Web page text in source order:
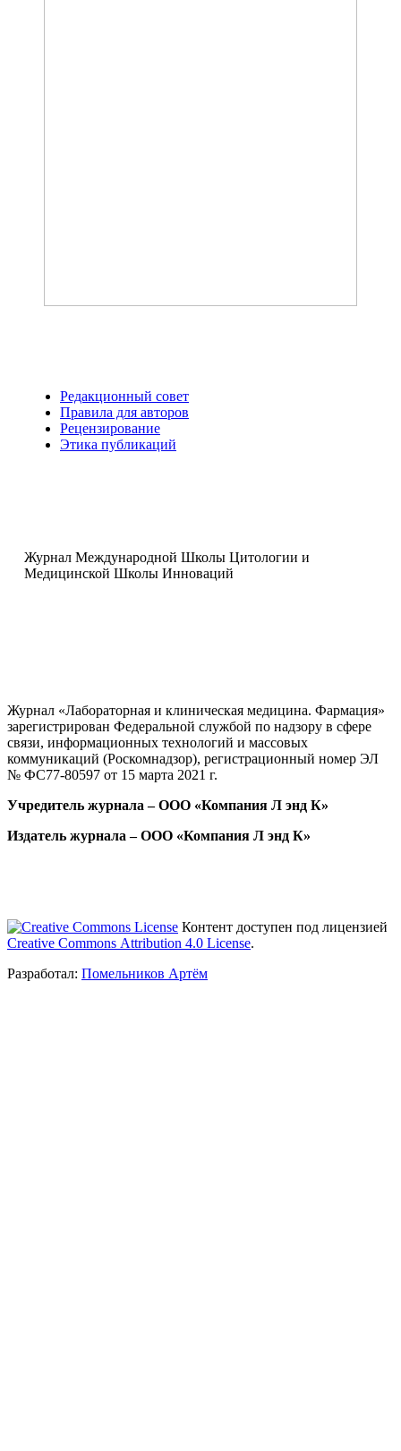
Редакционный совет
Правила для авторов
Рецензирование
Этика публикаций
Журнал Международной Школы Цитологии и
Медицинской Школы Инноваций
Журнал «Лабораторная и клиническая медицина. Фармация»
зарегистрирован Федеральной службой по надзору в сфере
связи, информационных технологий и массовых
коммуникаций (Роскомнадзор), регистрационный номер ЭЛ
№ ФС77-80597 от 15 марта 2021 г.
Учредитель журнала – ООО «Компания Л энд К»
Издатель журнала – ООО «Компания Л энд К»
Контент доступен под лицензией
Creative Commons Attribution 4.0 License.
Разработал: Помельников Артём